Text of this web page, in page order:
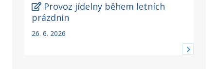
Provoz jídelny během letních
prázdnin
26. 6. 2026